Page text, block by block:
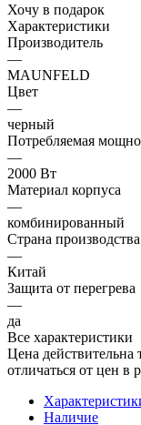
Хочу в подарок
Характеристики
Производитель
—
MAUNFELD
Цвет
—
черный
Потребляемая
—
2000 Вт
Материал корпуса
—
комбинированный
Страна производства
—
Китай
Защита от перегрева
—
да
Все характеристики
Цена действительна
отличаться от цен в
Наличие